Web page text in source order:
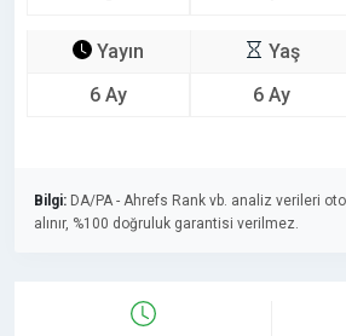
Yayın
6 Ay
Yaş
6 Ay
Bilgi: DA/PA - Ahrefs Rank vb. analiz verileri
alınır, %100 doğruluk garantisi verilmez.